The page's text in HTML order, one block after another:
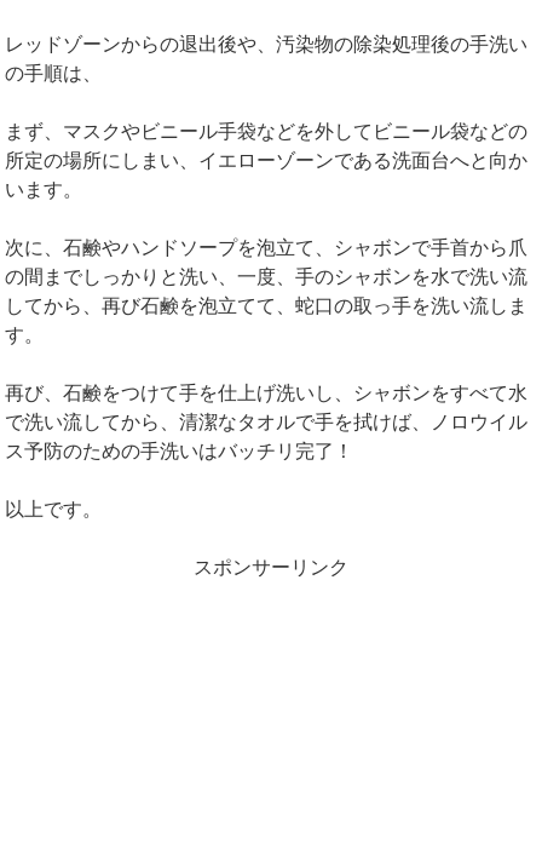
レッドゾーンからの退出後や、汚染物の除染処理後の手洗い
の手順は、
まず、マスクやビニール手袋などを外してビニール袋などの
所定の場所にしまい、イエローゾーンである洗面台へと向か
います。
次に、石鹸やハンドソープを泡立て、シャボンで手首から爪
の間までしっかりと洗い、一度、手のシャボンを水で洗い流
してから、再び石鹸を泡立てて、蛇口の取っ手を洗い流しま
す。
再び、石鹸をつけて手を仕上げ洗いし、シャボンをすべて水
で洗い流してから、清潔なタオルで手を拭けば、ノロウイル
ス予防のための手洗いはバッチリ完了！
以上です。
スポンサーリンク